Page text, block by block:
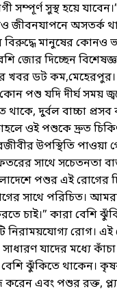
সম্পূর্ণ সুস্থ হয়ে
জীবনযাপনে অসতর্ক
বিরুদ্ধে মানুষের কোনও
জোর দিচ্ছেন
খবর ডট
পশু যদি দীর্ঘ সময়
দুর্বল বাচ্চা
ওই পশুকে দ্রুত
উপস্থিতি পাওয়া
সাথে সচেতনতা
পশুর এই রোগের
সাথে পরিচিত।
চাই।” কারা বেশি
নিরাময়যোগ্য রোগ।
যাদের মধ্যে
বেশি ঝুঁকিতে থাকেন।
এবং পশুর রক্ত,